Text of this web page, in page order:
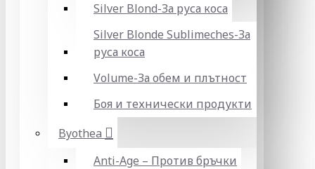
Silver Blond-За руса коса
Silver Blonde Sublіmeches-За
руса коса
Volume-За обем и плътност
Боя и технически продукти
Byothea
Anti-Age – Против бръчки